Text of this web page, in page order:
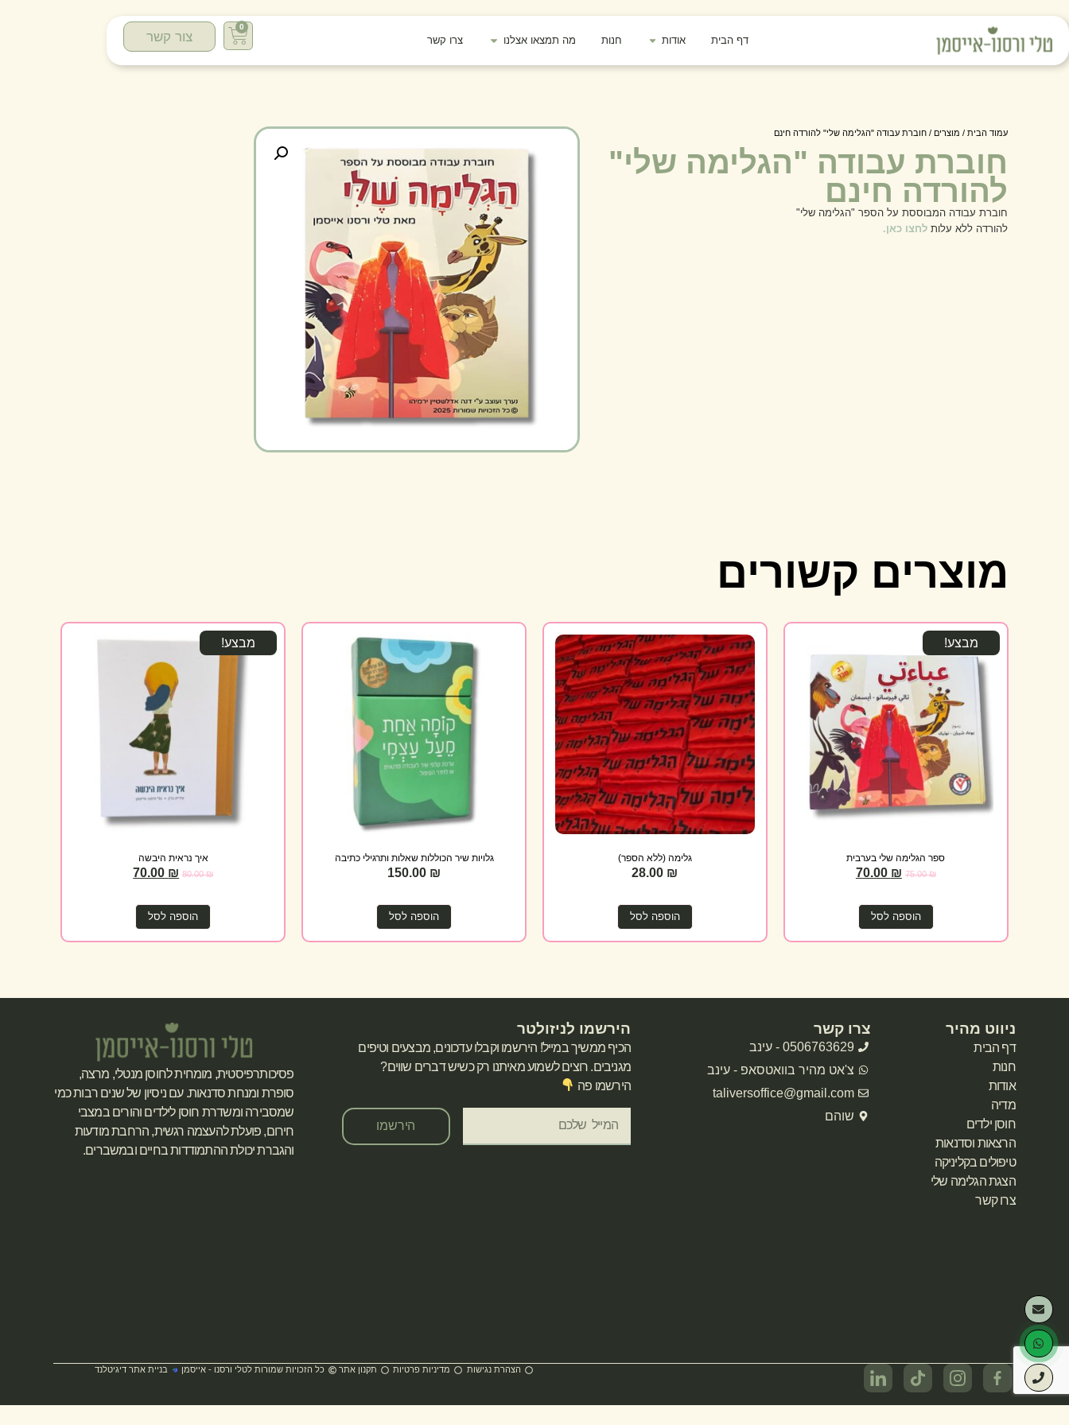
דף הבית אודות חנות מה תמצאו אצלנו צרו קשר
0
צור קשר
עמוד הבית / מוצרים / חוברת עבודה "הגלימה שלי" להורדה חינם
חוברת עבודה "הגלימה שלי"
להורדה חינם
חוברת עבודה המבוססת על הספר "הגלימה שלי"
להורדה ללא עלותלחצו כאן.
מוצרים קשורים
מבצע!
ספר הגלימה שלי בערבית
75.00₪
70.00 ₪
הוספה לסל
גלימה (ללא הספר)
28.00 ₪
הוספה לסל
גלויות שיר הכוללות שאלות ותרגילי כתיבה
150.00 ₪
הוספה לסל
מבצע!
איך נראית היבשה
80.00₪
70.00 ₪
הוספה לסל
ניווט מהיר
דף הבית
חנות
אודות
מדיה
חוסן ילדים
הרצאות וסדנאות
טיפולים בקליניקה
הצגת הגלימה שלי
צרו קשר
צרו קשר
0506763629 - עינב
צ'אט מהיר בוואטסאפ - עינב
taliversoffice@gmail.com
שוהם
הירשמו לניזולטר
הכיף ממשיך במייל! הירשמו וקבלו עדכונים, מבצעים וטיפים
מגניבים. רוצים לשמוע מאיתנו רק כשיש דברים שווים?
הירשמו פה
הירשמו
פסיכותרפיסטית, מומחית לחוסן מנטלי, מרצה,
סופרת ומנחת סדנאות. עם ניסיון של שנים רבות כמי
שמסבירה ומשדרת חוסן לילדים והורים במצבי
חירום, פועלת להעצמה רגשית, הרחבת מודעות
והגברת יכולת ההתמודדות בחיים ובמשברים.
הצהרת נגישות מדיניות פרטיות תקנון אתר כל הזכויות שמורות לטלי ורסנו - אייסמן בניית אתר דיגיטלנד